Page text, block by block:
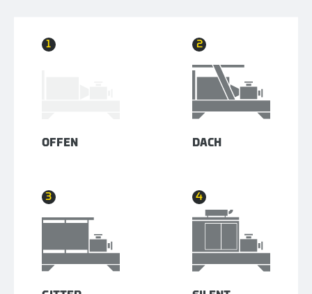
1
OFFEN
2
DACH
3 4